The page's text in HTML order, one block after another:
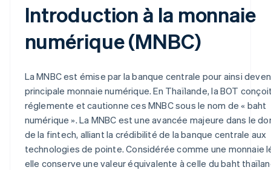
Introduction à la monnaie
numérique (MNBC)
La MNBC est émise par la banque centrale pour ainsi
principale monnaie numérique. En Thaïlande, la BOT
réglemente et cautionne ces MNBC sous le nom de « baht
numérique ». La MNBC est une avancée majeure dans le
de la fintech, alliant la crédibilité de la banque centrale aux
technologies de pointe. Considérée comme une monnaie
elle conserve une valeur équivalente à celle du baht